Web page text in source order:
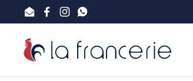
Passa ai contenuti
EmailFacebook
Instagram
WhatsApp